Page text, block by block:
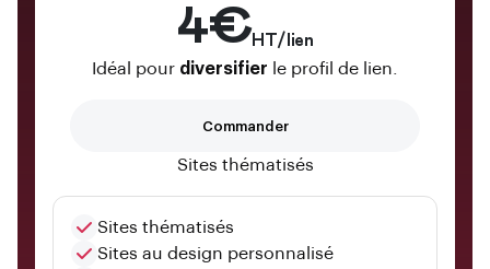
4€ HT/lien
Idéal pour diversifier le profil de lien.
Commander
Sites thématisés
Sites thématisés
Sites au design personnalisé